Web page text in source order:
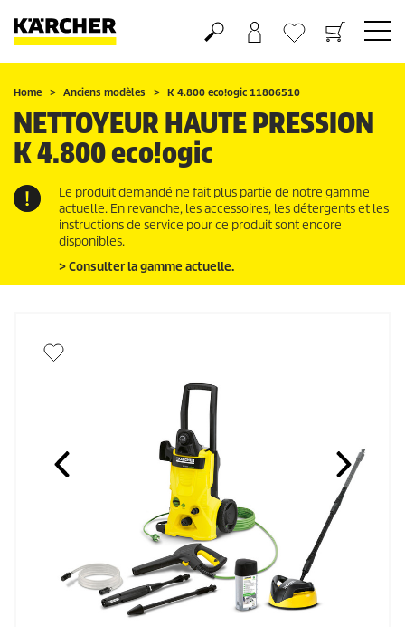
Panier
Liste d'envies
Home Anciens modèles K 4.800 eco!ogic 11806510
NETTOYEUR HAUTE PRESSION
K 4.800eco!ogic
Le produit demandé ne fait plus partie de notre gamme
actuelle. En revanche, les accessoires, les détergents et les
instructions de service pour ce produit sont encore
disponibles.
> Consulter la gamme actuelle.